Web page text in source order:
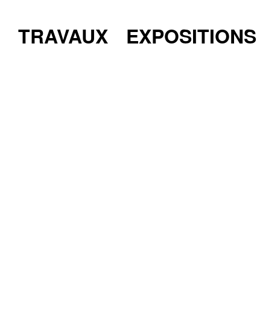
TRAVAUX EXPOSITIONS